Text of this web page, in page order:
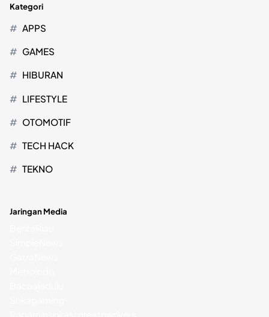
Kategori
APPS
GAMES
HIBURAN
LIFESTYLE
OTOMOTIF
TECH HACK
TEKNO
Jaringan Media